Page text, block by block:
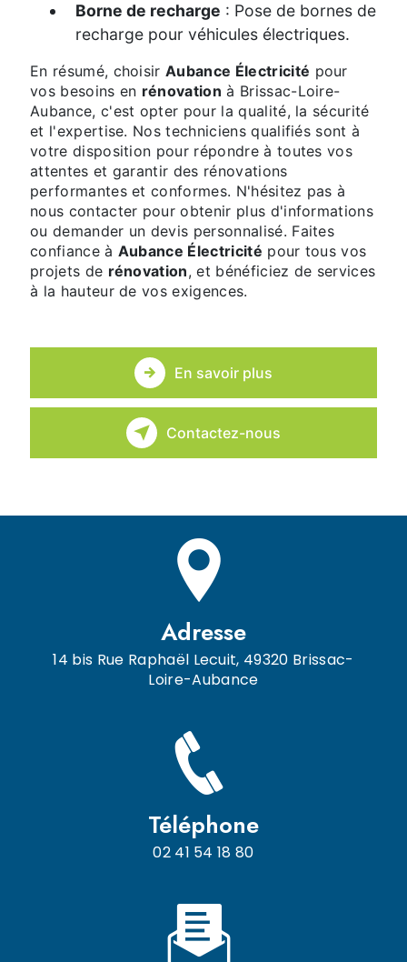
Borne de recharge : Pose de bornes de
recharge pour véhicules électriques.
En résumé, choisirAubance Électricité pour
vos besoins en rénovation à Brissac-Loire-
Aubance, c'est opter pour la qualité, la sécurité
et l'expertise. Nos techniciens qualifiés sont à
votre disposition pour répondre à toutes vos
attentes et garantir des rénovations
performantes et conformes. N'hésitez pas à
nous contacter pour obtenir plus d'informations
ou demander un devis personnalisé. Faites
confiance à Aubance Électricité pour tous vos
projets de rénovation, et bénéficiez de services
à la hauteur de vos exigences.
En savoir plus
Contactez-nous
Adresse
14 bis Rue Raphaël Lecuit, 49320 Brissac-
Loire-Aubance
Téléphone
02 41 54 18 80